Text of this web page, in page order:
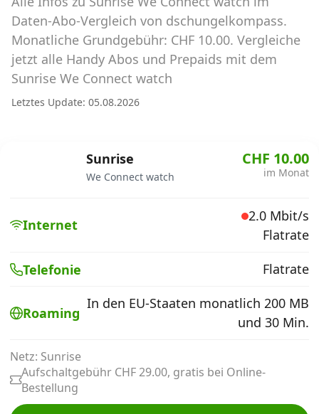
Abos für Tablets, Hotspots und Smart
Watches
Tarifrechner Handy-Abo
Der gute alte Tarifrechner im neuen Design
Alle Anbieter
Mobilfunknetz Schweiz
Handy-Abo kündigen oder
wechseln
Internet, TV, Telefon
Daten-Abo-Vergleich von dschungelkompass.
Monatliche Grundgebühr: CHF 10.00. Vergleiche
jetzt alle Handy Abos und Prepaids mit dem
Sunrise We Connect watch
Letztes Update: 05.08.2026
Sunrise
We Connect watch
CHF 10.00
im Monat
Internet
2.0 Mbit/s
Flatrate
Telefonie Flatrate
Roaming
In den EU-Staaten monatlich 200 MB
und 30 Min.
Netz: Sunrise
Aufschaltgebühr CHF 29.00, gratis bei Online-
Bestellung